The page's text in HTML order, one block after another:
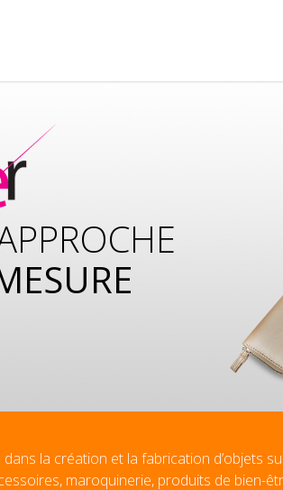
la création et la fabrication
maroquinerie, produits de